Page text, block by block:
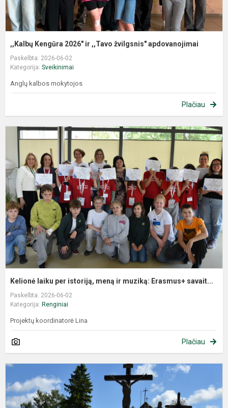
,,Kalbų Kengūra 2026" ir ,,Tavo žvilgsnis" apdovanojimai
Paskelbta: 2026-06-02
Kategorija: Sveikinimai
Anglų kalbos mokytojos
Plačiau
Kelionė laiku per istoriją, meną ir muziką: Erasmus+ savait...
Paskelbta: 2026-06-02
Kategorija: Renginiai
Projektų koordinatorė Lina
Plačiau